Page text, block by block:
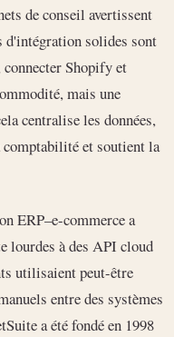
de conseil avertissent
d'intégration solides sont
connecter Shopify et
mais une
centralise les données,
comptabilité et soutient la
ERP–e-commerce a
lourdes à des API cloud
utilisaient peut-être
entre des systèmes
a été fondé en 1998